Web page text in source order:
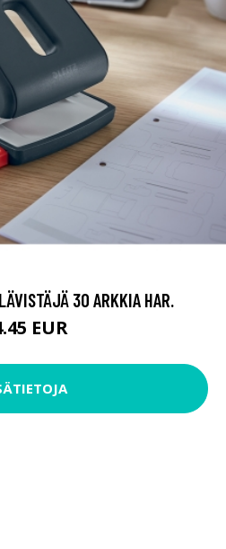
30 ARKKIA HAR.
EUR